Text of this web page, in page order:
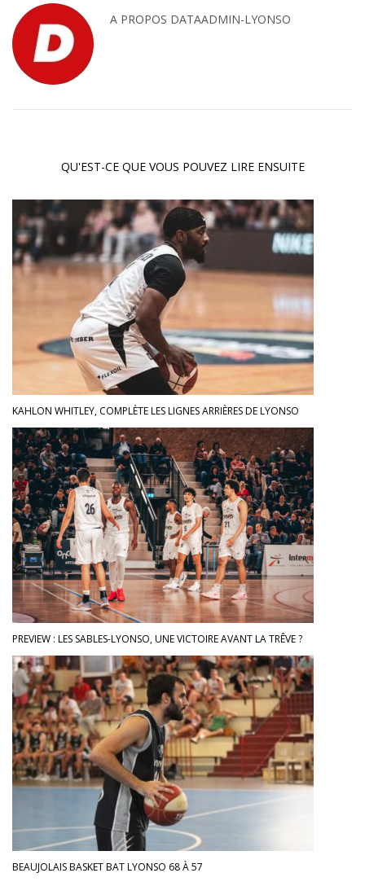
A PROPOS DATAADMIN-LYONSO
QU'EST-CE QUE VOUS POUVEZ LIRE ENSUITE
KAHLON WHITLEY, COMPLÈTE LES LIGNES ARRIÈRES DE LYONSO
PREVIEW : LES SABLES-LYONSO, UNE VICTOIRE AVANT LA TRÊVE ?
BEAUJOLAIS BASKET BAT LYONSO 68 À 57